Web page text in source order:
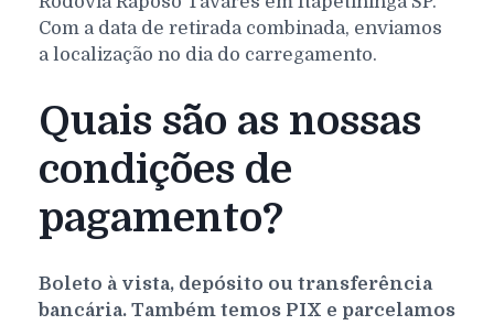
Com a data de retirada combinada, enviamos
a localização no dia do carregamento.
Quais são as nossas
condições de
pagamento?
Boleto à vista, depósito ou transferência
bancária. Também temos PIX e parcelamos